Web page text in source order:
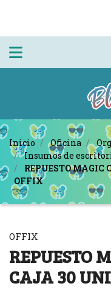
Inicio Oficina
Insumos de
REPUESTO MAGIC
OFFIX
OFFIX
REPUESTO
CAJA 30